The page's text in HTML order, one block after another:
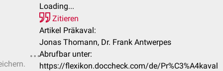
Loading...
Zitieren
Artikel Präkaval:
Jonas Thomann, Dr. Frank Antwerpes
Abrufbar unter:
https://flexikon.doccheck.com/de/Pr%C3%A4kaval